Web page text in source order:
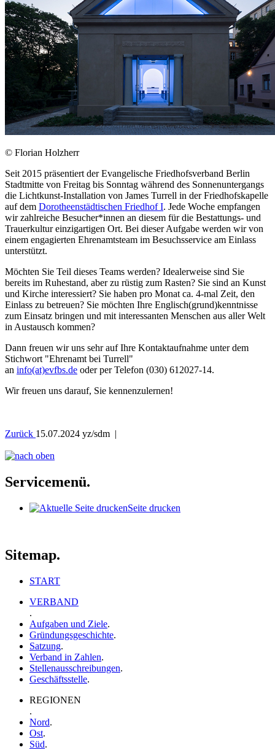
© Florian Holzherr
Seit 2015 präsentiert der Evangelische Friedhofsverband Berlin
Stadtmitte von Freitag bis Sonntag während des Sonnenuntergangs
die Lichtkunst-Installation von James Turrell in der Friedhofskapelle
auf dem Dorotheenstädtischen Friedhof I. Jede Woche empfangen
wir zahlreiche Besucher*innen an diesem für die Bestattungs- und
Trauerkultur einzigartigen Ort. Bei dieser Aufgabe werden wir von
einem engagierten Ehrenamtsteam im Besuchsservice am Einlass
unterstützt.
Möchten Sie Teil dieses Teams werden? Idealerweise sind Sie
bereits im Ruhestand, aber zu rüstig zum Rasten? Sie sind an Kunst
und Kirche interessiert? Sie haben pro Monat ca. 4-mal Zeit, den
Einlass zu betreuen? Sie möchten Ihre Englisch(grund)kenntnisse
zum Einsatz bringen und mit interessanten Menschen aus aller Welt
in Austausch kommen?
Dann freuen wir uns sehr auf Ihre Kontaktaufnahme unter dem
Stichwort "Ehrenamt bei Turrell"
an info(at)evfbs.de oder per Telefon (030) 612027-14.
Wir freuen uns darauf, Sie kennenzulernen!
Zurück 15.07.2024 yz/sdm |
Servicemenü.
Seite drucken
Sitemap.
START
VERBAND
.
Aufgaben und Ziele.
Gründungsgeschichte.
Satzung.
Verband in Zahlen.
Stellenausschreibungen.
Geschäftsstelle.
REGIONEN
.
Nord.
Ost.
Süd.